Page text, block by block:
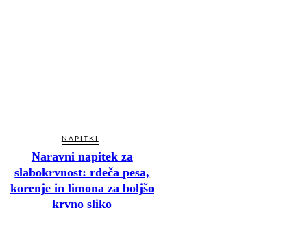
NAPITKI
Naravni napitek za
slabokrvnost: rdeča pesa,
korenje in limona za boljšo
krvno sliko